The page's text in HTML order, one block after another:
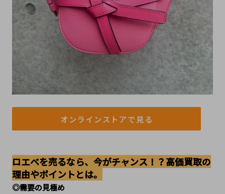
オンラインストアで見る
ロエベを売るなら、今がチャンス！？高価買取の
理由やポイントとは。
◎需要の見極め